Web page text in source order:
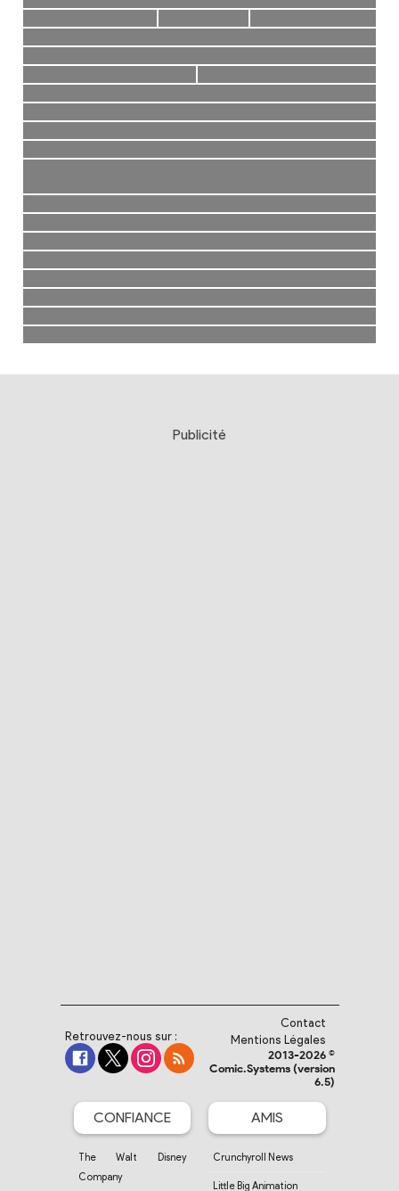
Publicité
Retrouvez-nous sur :
Contact
Mentions Légales
2013-2026 ©
Comic.Systems (version
6.5)
CONFIANCE
The Walt Disney
Company
AMIS
Crunchyroll News
Little Big Animation